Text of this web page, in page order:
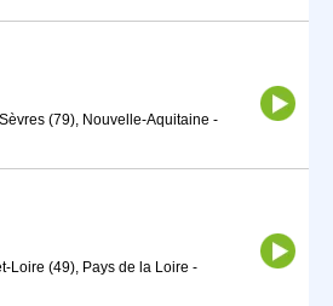
(79), Nouvelle-Aquitaine -
Loire (49), Pays de la Loire -